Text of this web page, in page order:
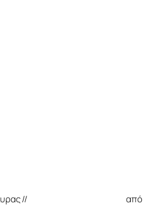
// Κατασκευή Ιστοσελίδαςαπό